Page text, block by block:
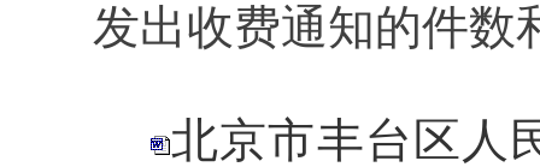
发出收费通知的件数
北京市丰台区人